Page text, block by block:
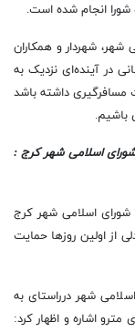
شورا انجام شده است.
شهردار و همکاران
در آینده‌ای نزدیک به
مسافرگیری داشته باشد
باشیم.
اسلامی شهر کرج :
شورای اسلامی شهر کرج
از اولین روز‌ها حمایت
شهر درراستای به
مترو اشاره و اظهار کرد: